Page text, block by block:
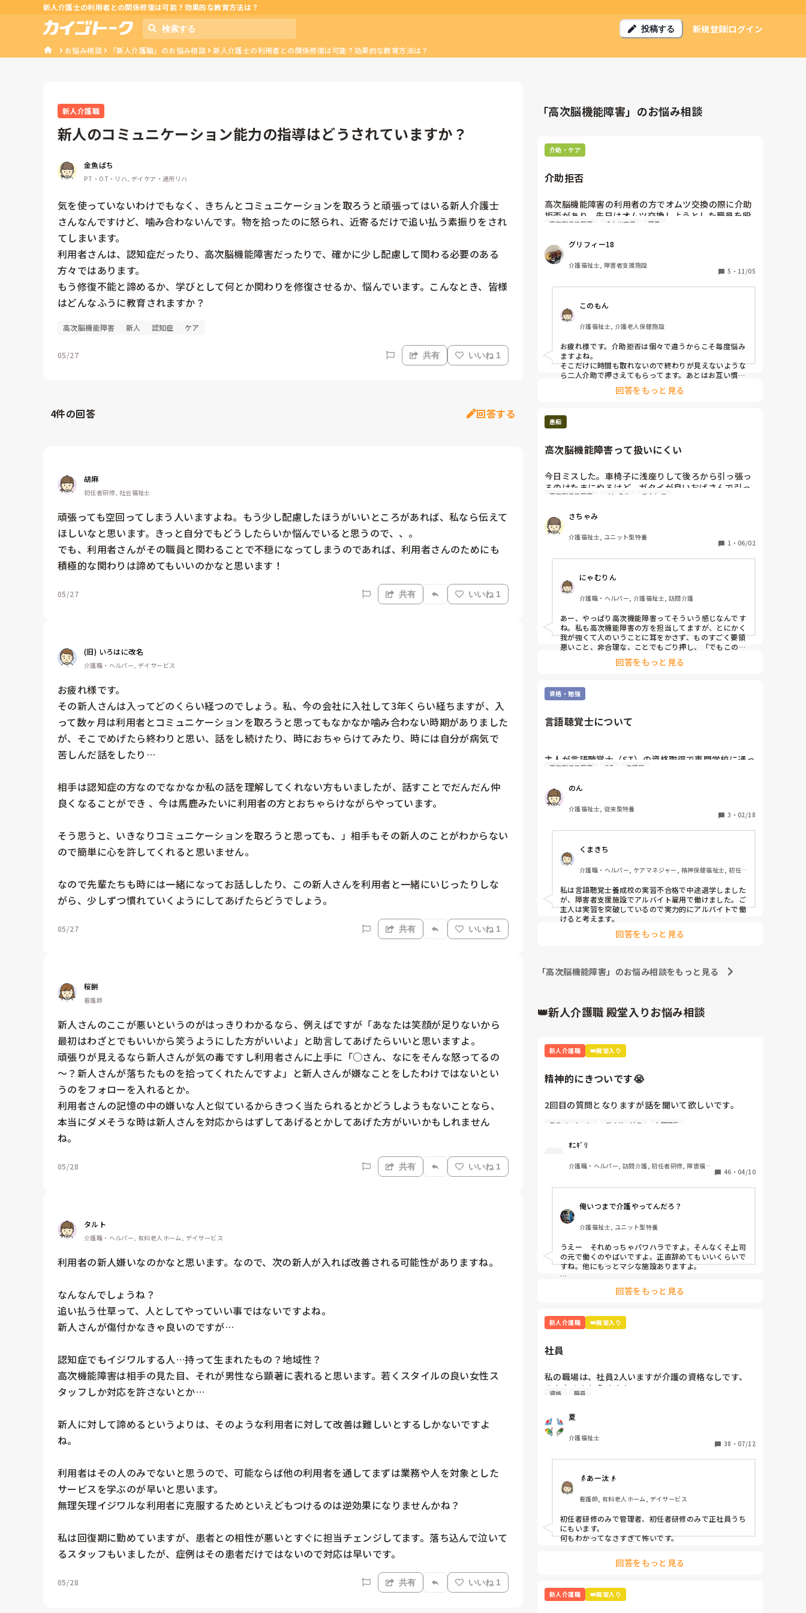
新人介護士の利用者との関係修復は可能？効果的な教育方法は？
投稿する 新規登録ログイン
お悩み相談 「新人介護職」のお悩み相談 新人介護士の利用者との関係修復は可能？効果的な教育方法は？
新人介護職
新人のコミュニケーション能力の指導はどうされていますか？
金魚ばち
PT・OT・リハ, デイケア・通所リハ
気を使っていないわけでもなく、きちんとコミュニケーションを取ろうと頑張ってはいる新人介護士
さんなんですけど、噛み合わないんです。物を拾ったのに怒られ、近寄るだけで追い払う素振りをされ
てしまいます。
利用者さんは、認知症だったり、高次脳機能障害だったりで、確かに少し配慮して関わる必要のある
方々ではあります。
もう修復不能と諦めるか、学びとして何とか関わりを修復させるか、悩んでいます。こんなとき、皆様
はどんなふうに教育されますか？
高次脳機能障害 新人 認知症 ケア
05/27 共有 いいね 1
4件の回答 回答する
胡麻
初任者研修, 社会福祉士
頑張っても空回ってしまう人いますよね。もう少し配慮したほうがいいところがあれば、私なら伝えて
ほしいなと思います。きっと自分でもどうしたらいか悩んでいると思うので、、。
でも、利用者さんがその職員と関わることで不穏になってしまうのであれば、利用者さんのためにも
積極的な関わりは諦めてもいいのかなと思います！
05/27 共有 いいね 1
(旧) いろはに改名
介護職・ヘルパー, デイサービス
お疲れ様です。
その新人さんは入ってどのくらい経つのでしょう。私、今の会社に入社して3年くらい経ちますが、入
って数ヶ月は利用者とコミュニケーションを取ろうと思ってもなかなか噛み合わない時期がありました
が、そこでめげたら終わりと思い、話をし続けたり、時におちゃらけてみたり、時には自分が病気で
苦しんだ話をしたり…
相手は認知症の方なのでなかなか私の話を理解してくれない方もいましたが、話すことでだんだん仲
良くなることができ 、今は馬鹿みたいに利用者の方とおちゃらけながらやっています。
そう思うと、いきなりコミュニケーションを取ろうと思っても、」相手もその新人のことがわからない
ので簡単に心を許してくれると思いません。
なので先輩たちも時には一緒になってお話ししたり、この新人さんを利用者と一緒にいじったりしな
がら、少しずつ慣れていくようにしてあげたらどうでしょう。
05/27 共有 いいね 1
桜餅
看護師
新人さんのここが悪いというのがはっきりわかるなら、例えばですが「あなたは笑顔が足りないから
最初はわざとでもいいから笑うようにした方がいいよ」と助言してあげたらいいと思いますよ。
頑張りが見えるなら新人さんが気の毒ですし利用者さんに上手に「○さん、なにをそんな怒ってるの
～？新人さんが落ちたものを拾ってくれたんですよ」と新人さんが嫌なことをしたわけではないとい
うのをフォローを入れるとか。
利用者さんの記憶の中の嫌いな人と似ているからきつく当たられるとかどうしようもないことなら、
本当にダメそうな時は新人さんを対応からはずしてあげるとかしてあげた方がいいかもしれません
ね。
05/28 共有 いいね 1
タルト
介護職・ヘルパー, 有料老人ホーム, デイサービス
利用者の新人嫌いなのかなと思います。なので、次の新人が入れば改善される可能性がありますね。
なんなんでしょうね？
追い払う仕草って、人としてやっていい事ではないですよね。
新人さんが傷付かなきゃ良いのですが…
認知症でもイジワルする人…持って生まれたもの？地域性？
高次機能障害は相手の見た目、それが男性なら顕著に表れると思います。若くスタイルの良い女性ス
タッフしか対応を許さないとか…
新人に対して諦めるというよりは、そのような利用者に対して改善は難しいとするしかないですよ
ね。
利用者はその人のみでないと思うので、可能ならば他の利用者を通してまずは業務や人を対象とした
サービスを学ぶのが早いと思います。
無理矢理イジワルな利用者に克服するためといえどもつけるのは逆効果になりませんかね？
私は回復期に勤めていますが、患者との相性が悪いとすぐに担当チェンジしてます。落ち込んで泣いて
るスタッフもいましたが、症例はその患者だけではないので対応は早いです。
05/28 共有 いいね 1
「高次脳機能障害」のお悩み相談
介助・ケア
介助拒否
高次脳機能障害の利用者の方でオムツ交換の際に介助
拒否があり、先日はオムツ交換しようとした職員を殴
ってしまうことがありました。
その利用者の方のオムツ交換を折り合いつけて行う方
法を悩んでいます。
介助拒否のある方の対応はどうしていますか？
高次脳機能障害 オムツ交換 職員
グリフィー18
介護福祉士, 障害者支援施設
5 ・ 11/05
このもん
介護福祉士, 介護老人保健施設
お疲れ様です。介助拒否は個々で違うからこそ毎度悩み
ますよね。
そこだけに時間も取れないので終わりが見えないような
ら二人介助で押さえてもらってます。あとはお互い慣れ
るよう日々のコミュニケーションを取るようにしてま
回答をもっと見る
愚痴
高次脳機能障害って扱いにくい
今日ミスした。車椅子に浅座りして後ろから引っ張っ
るのはたまにやるけど、ガタイが良いおばさんで引っ
張っりきれず床に座らせた。今までもミスはあったけ
その人認知も無く、でも高次脳機能障害で我が強くて
扱いにくく、ギャーギャー騒いで泣いたからこっちも
パニックになって、震えが止まらなくて怖くなった。
怪我もないけどメンタルやられたからもう辞める。愚
高次脳機能障害 メンタル ストレス
さちゃみ
介護福祉士, ユニット型特養
1 ・ 06/02
にゃむりん
介護職・ヘルパー, 介護福祉士, 訪問介護
あー、やっぱり高次機能障害ってそういう感じなんです
ね。私も高次機能障害の方を担当してますが、とにかく
我が強くて人のいうことに耳をかさず、ものすごく要領
悪いこと、非合理な、ことでもごり押し、「でもこの方
がいいですよ」と丁寧に説明してもなんだかんだと言い
つのって、思い通りにしないと気がすまないので、もう
や役所の窓口でもよくぶち切れて大声を出し始めるので
その場を収めるのが大変で・・ご本人のせいじゃないの
回答をもっと見る
資格・勉強
言語聴覚士について
主人が言語聴覚士（ST）の資格取得で専門学校に通っ
ており、今年卒業します。
このような場合、言語聴覚士は資格が無ければ
取得見込みでの就職はやはり厳しいでしょうか？
触れる事が出来る所でパートで働けたらと考えていま
す。
有識者の方解答いただけると大変嬉しいです。
高次脳機能障害 ST 失語症
のん
介護福祉士, 従来型特養
3 ・ 02/18
くまきち
介護職・ヘルパー, ケアマネジャー, 精神保健福祉士, 初任
祉士
私は言語聴覚士養成校の実習不合格で中途退学しました
が、障害者支援施設でアルバイト雇用で働けました。ご
主人は実習を突破しているので実力的にアルバイトで働
けると考えます。
回答をもっと見る
「高次脳機能障害」のお悩み相談をもっと見る
👑新人介護職 殿堂入りお悩み相談
新人介護職 👑殿堂入り
精神的にきついです😭
2回目の質問となりますが話を聞いて欲しいです。
4月から約1週間たち、仕事も少しずつですが覚えてき
この1週間精神的にきついです。
A(上司)からの厳しい言葉、言い方が本当にきついで
「お前邪魔」「お前がやれよ」「は？なんで？」
同期の子、他の職員の方とも話したのですが
「A(上司)って言い方きついよね」「昭和の思考ってい
うか…自分の思い通りにならないとキレるからね」
と。
いい時もあります。利用者様の前では絶対怒らないで
乗り越え方ってありますか？気にしない方法…
さっきも「ティッシュ早く取りに行けよ！！」と…
「どこにあるか分かりません」と言うと「あそこにあ
るからね」と教えて頂きました。
読んでくれてありがとうございます😭
モチベーション デイサービス 人間関係
ｵﾆｷﾞﾘ
介護職・ヘルパー, 訪問介護, 初任者研修, 障害福祉
46 ・ 04/10
俺いつまで介護やってんだろ？
介護福祉士, ユニット型特養
うえー　それめっちゃパワハラですよ。そんなくそ上司
の元で働くのやばいですよ。正直辞めてもいいくらいで
すね。他にもっとマシな施設ありますよ。
乗り越え方としては
どうせこいつは怒るだろうって思って、気にしない。
昭和気質な方って高圧的な言動が多いので、オニギリさ
んが仕事を覚えて1人前になって仕事で見返す。
ることに気づいてないので、時代が遅れてるんですよ。
一番最強なのはボイスレコーダーでそいつのなめ腐った
発言録音して、出るとこ出ちゃうこと。
回答をもっと見る
新人介護職 👑殿堂入り
社員
私の職場は、社員2人いますが介護の資格なしです、
そんなのありえますか？
資格 職員
夏
介護福祉士
38 ・ 07/12
👵あー汰👴
看護師, 有料老人ホーム, デイサービス
初任者研修のみで管理者、初任者研修のみで正社員うち
にもいます。
何もわかってなさすぎて怖いです。
回答をもっと見る
新人介護職 👑殿堂入り